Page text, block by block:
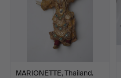
MARIONETTE, Thailand.